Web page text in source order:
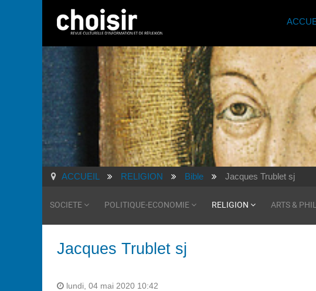
ACCUEIL RELIGION Bible Jacques Trublet sj
SOCIETE POLITIQUE-ECONOMIE RELIGION ARTS &
Jacques Trublet sj
lundi, 04 mai 2020 10:42